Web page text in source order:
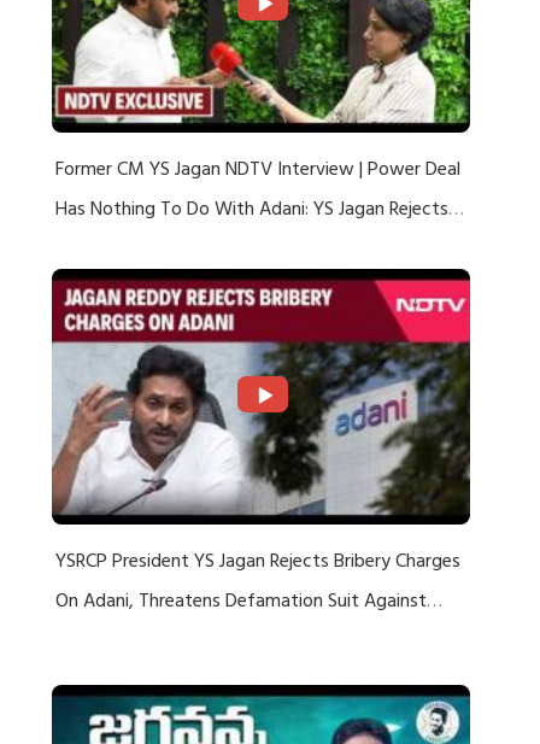
Former CM YS Jagan NDTV Interview | Power Deal
Has Nothing To Do With Adani: YS Jagan Rejects
YSRCP President YS Jagan Rejects Bribery Charges
On Adani, Threatens Defamation Suit Against